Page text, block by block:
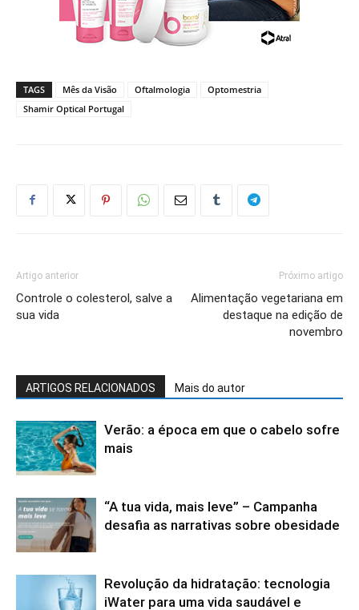
TAGS Mês da Visão Oftalmologia
Optomestria
Shamir Optical Portugal
Artigo anterior
Controle o colesterol, salve a
sua vida
Próximo artigo
Alimentação vegetariana em
destaque na edição de
novembro
ARTIGOS RELACIONADOS Mais do autor
Verão: a época em que o cabelo sofre
mais
“A tua vida, mais leve” – Campanha
desafia as narrativas sobre obesidade
Revolução da hidratação: tecnologia
iWater para uma vida saudável e